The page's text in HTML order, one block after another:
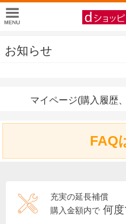
お知らせ
マイページ(購入履歴
FAQ
充実の延長補償
購入金額内で 何